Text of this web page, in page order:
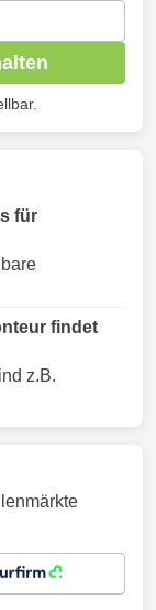
für
findet
z.B.